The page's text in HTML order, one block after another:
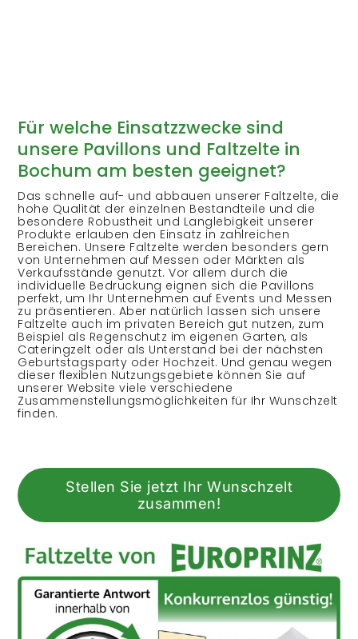
Für welche Einsatzzwecke sind
unsere Pavillons und Faltzelte in
Bochum am besten geeignet?
Das schnelle auf- und abbauen unserer Faltzelte, die
hohe Qualität der einzelnen Bestandteile und die
besondere Robustheit und Langlebigkeit unserer
Produkte erlauben den Einsatz in zahlreichen
Bereichen. Unsere Faltzelte werden besonders gern
von Unternehmen auf Messen oder Märkten als
Verkaufsstände genutzt. Vor allem durch die
individuelle Bedruckung eignen sich die Pavillons
perfekt, um Ihr Unternehmen auf Events und Messen
zu präsentieren. Aber natürlich lassen sich unsere
Faltzelte auch im privaten Bereich gut nutzen, zum
Beispiel als Regenschutz im eigenen Garten, als
Cateringzelt oder als Unterstand bei der nächsten
Geburtstagsparty oder Hochzeit. Und genau wegen
dieser flexiblen Nutzungsgebiete können Sie auf
unserer Website viele verschiedene
Zusammenstellungsmöglichkeiten für Ihr Wunschzelt
finden.
Stellen Sie jetzt Ihr Wunschzelt
zusammen!